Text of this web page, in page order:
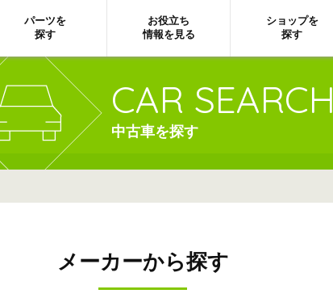
パーツを
探す
お役立ち
情報を見る
ショップを
探す
CAR SEARCH
中古車を探す
メーカーから探す